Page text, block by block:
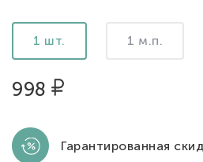
1 шт. 1 м.п.
998
Гарантированная